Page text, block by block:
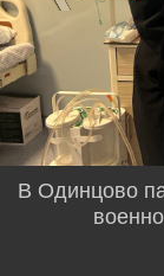
В Одинцово